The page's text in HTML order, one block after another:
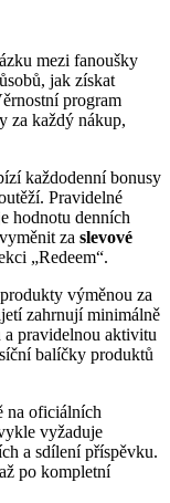
mezi fanoušky
jak získat
program
za každý nákup,
každodenní bonusy
Pravidelné
hodnotu denních
za slevové
„Redeem“.
výměnou za
zahrnují minimálně
a pravidelnou aktivitu
balíčky produktů
na oficiálních
vyžaduje
a sdílení příspěvku.
po kompletní